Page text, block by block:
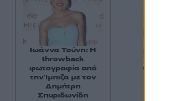
Ιωάννα Τούνη: Η
throwback
φωτογραφία από
την Ίμπιζα με τον
Δημήτρη
Σπυριδωνίδη